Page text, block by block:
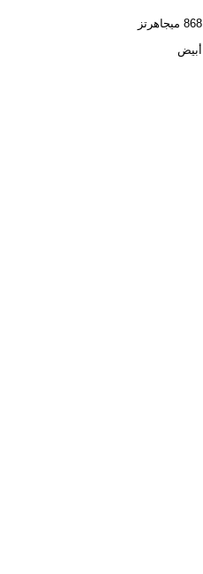
868 ميجاهرتز
أبيض